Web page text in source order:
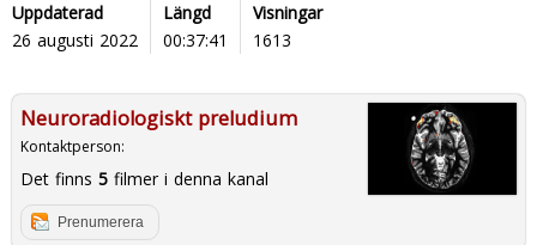
Uppdaterad
26 augusti 2022
Längd
00:37:41
Visningar
1613
Neuroradiologiskt preludium
Kontaktperson:
Det finns 5filmer i denna kanal
Prenumerera